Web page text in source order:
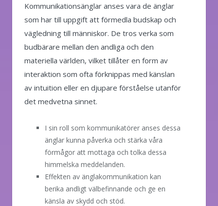
Kommunikationsänglar anses vara de änglar
som har till uppgift att förmedla budskap och
vägledning till människor. De tros verka som
budbärare mellan den andliga och den
materiella världen, vilket tillåter en form av
interaktion som ofta förknippas med känslan
av intuition eller en djupare förståelse utanför
det medvetna sinnet.
I sin roll som kommunikatörer anses dessa
änglar kunna påverka och stärka våra
förmågor att mottaga och tolka dessa
himmelska meddelanden.
Effekten av änglakommunikation kan
berika andligt välbefinnande och ge en
känsla av skydd och stöd.